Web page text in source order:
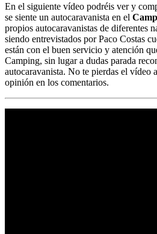
En el siguiente vídeo podréis ver y
se siente un autocaravanista en el
propios autocaravanistas de diferentes
siendo entrevistados por Paco Costas
están con el buen servicio y atención
Camping, sin lugar a dudas parada
autocaravanista. No te pierdas el vídeo
opinión en los comentarios.